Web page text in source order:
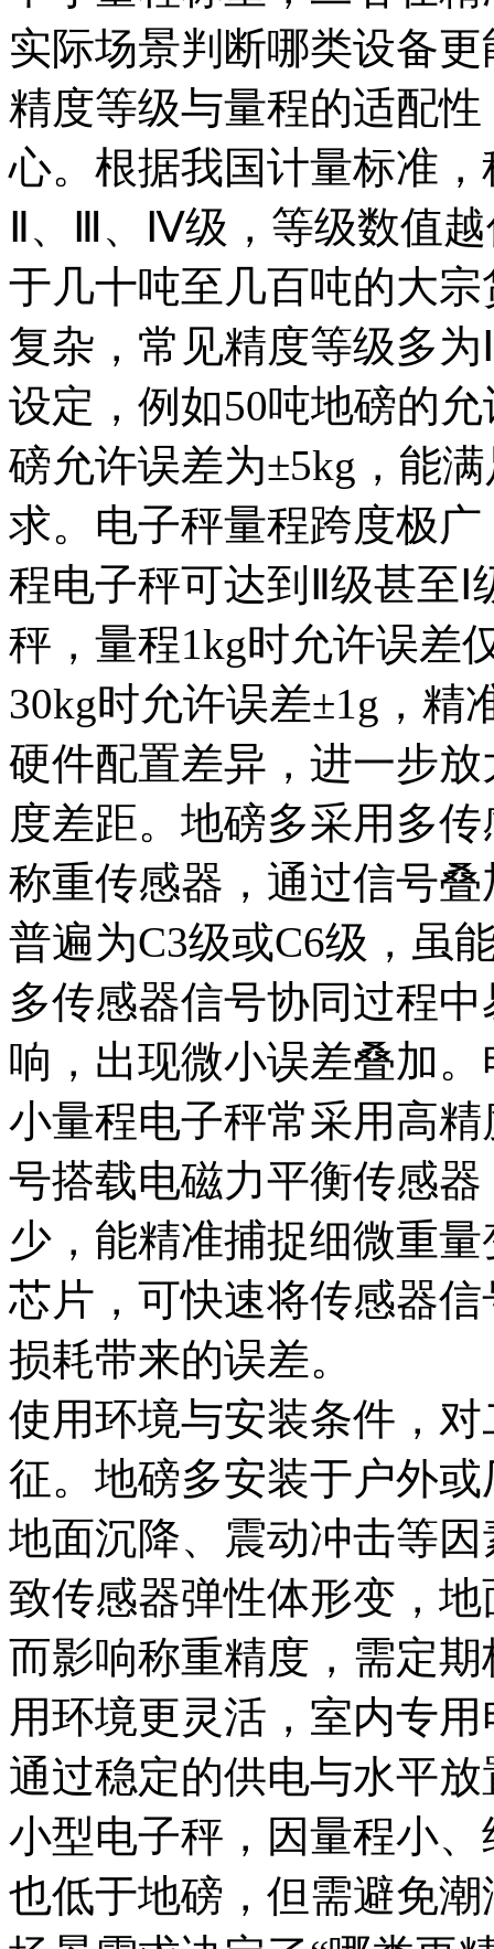
实际场景判断哪类设备
精度等级与量程的适配
心。根据我国计量标准
Ⅱ、Ⅲ、Ⅳ级，等级数值
于几十吨至几百吨的大
复杂，常见精度等级多
设定，例如50吨地磅的
磅允许误差为±5kg，能
求。电子秤量程跨度极
程电子秤可达到Ⅱ级甚至
秤，量程1kg时允许误差
30kg时允许误差±1g，精
硬件配置差异，进一步
度差距。地磅多采用多
称重传感器，通过信号
普遍为C3级或C6级，虽
多传感器信号协同过程
响，出现微小误差叠加
小量程电子秤常采用高
号搭载电磁力平衡传感
少，能精准捕捉细微重
芯片，可快速将传感器
损耗带来的误差。
使用环境与安装条件，
征。地磅多安装于户外
地面沉降、震动冲击等
致传感器弹性体形变，
而影响称重精度，需定
用环境更灵活，室内专
通过稳定的供电与水平
小型电子秤，因量程小
也低于地磅，但需避免